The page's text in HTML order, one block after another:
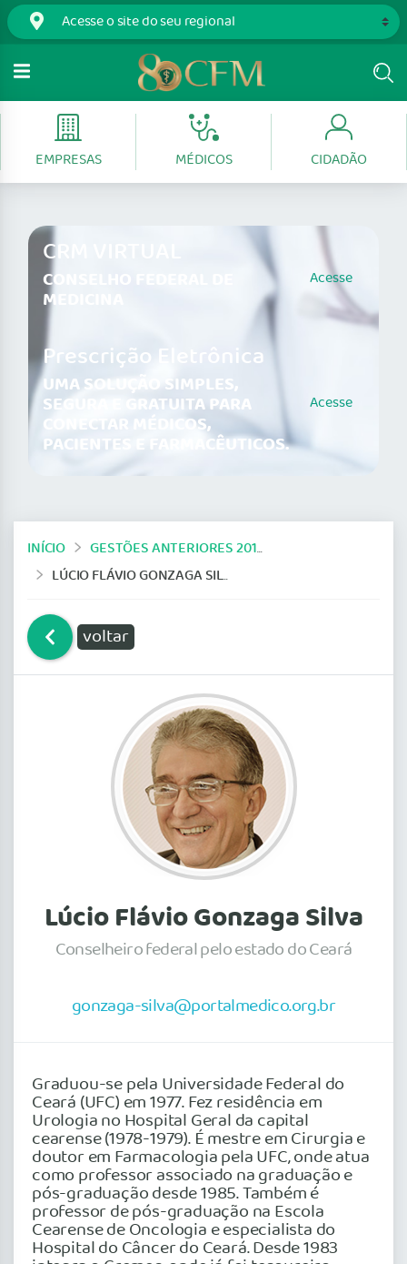
EMPRESAS MÉDICOS CIDADÃO
CRM VIRTUAL
CONSELHO FEDERAL DE
MEDICINA
Acesse
Prescrição Eletrônica
UMA SOLUÇÃO SIMPLES,
SEGURA E GRATUITA PARA
CONECTAR MÉDICOS,
PACIENTES E FARMACÊUTICOS.
Acesse
INÍCIO
GESTÕES ANTERIORES 2014-2019
LÚCIO FLÁVIO GONZAGA SILVA
voltar
Lúcio Flávio Gonzaga Silva
Conselheiro federal pelo estado do Ceará
gonzaga-silva@portalmedico.org.br
Graduou-se pela Universidade Federal do
Ceará (UFC) em 1977. Fez residência em
Urologia no Hospital Geral da capital
cearense (1978-1979). É mestre em Cirurgia e
doutor em Farmacologia pela UFC, onde atua
como professor associado na graduação e
pós-graduação desde 1985. Também é
professor de pós-graduação na Escola
Cearense de Oncologia e especialista do
Hospital do Câncer do Ceará. Desde 1983